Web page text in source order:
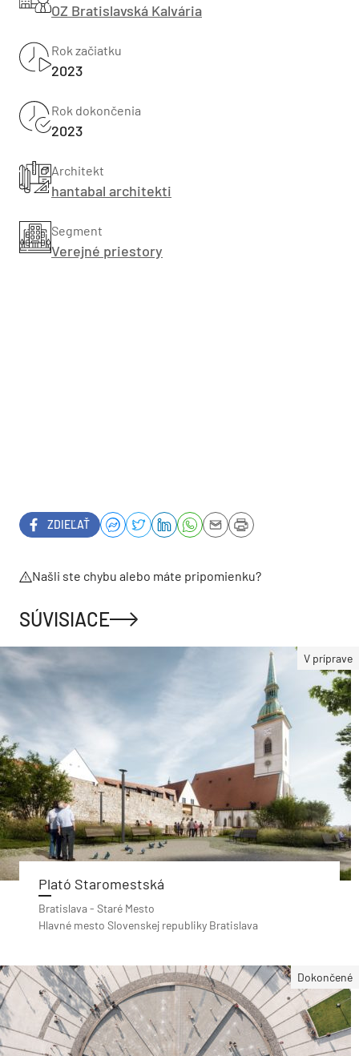
OZ Bratislavská Kalvária
Rok začiatku
2023
Rok dokončenia
2023
Architekt
hantabal architekti
Segment
Verejné priestory
ZDIEĽAŤ
Našli ste chybu alebo máte pripomienku?
SÚVISIACE
V príprave
Plató Staromestská
Bratislava - Staré Mesto
Hlavné mesto Slovenskej republiky Bratislava
Dokončené